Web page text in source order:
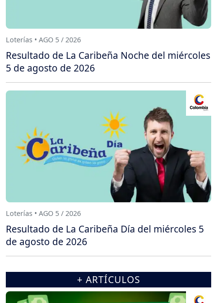
Loterías • AGO 5 / 2026
Resultado de La Caribeña Noche del miércoles
5 de agosto de 2026
Loterías • AGO 5 / 2026
Resultado de La Caribeña Día del miércoles 5
de agosto de 2026
+ ARTÍCULOS